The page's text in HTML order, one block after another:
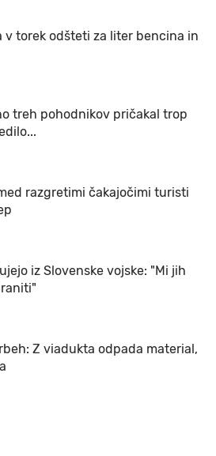
v torek odšteti za liter bencina in
treh pohodnikov pričakal trop
razgretimi čakajočimi turisti
iz Slovenske vojske: "Mi jih
Z viadukta odpada material,